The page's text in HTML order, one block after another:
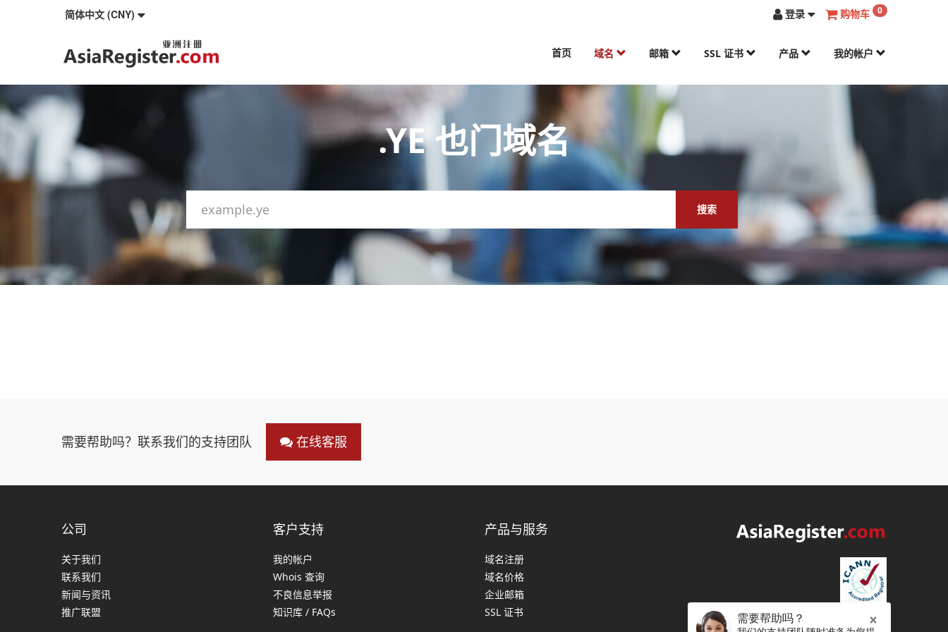
简体中文 (CNY) 登录 购物车 0
首页 域名 邮箱 SSL 证书 产品 我的帐户
.YE 也门域名
搜索
需要帮助吗？联系我们的支持团队 在线客服
公司
关于我们
联系我们
新闻与资讯
推广联盟
客户支持
我的帐户
Whois 查询
不良信息举报
知识库 / FAQs
产品与服务
域名注册
域名价格
企业邮箱
SSL 证书